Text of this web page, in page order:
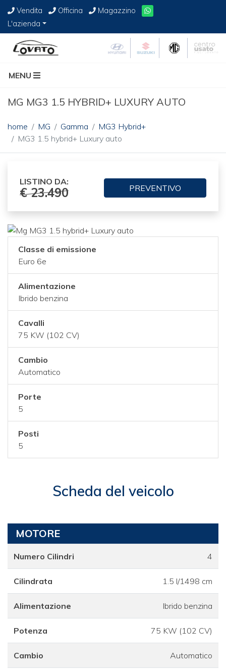
Vendita Officina
Magazzino
L'azienda
MENU
MG MG3 1.5 HYBRID+ LUXURY AUTO
home MG Gamma
MG3 Hybrid+
MG3 1.5 hybrid+ Luxury auto
LISTINO DA:
€ 23.490 PREVENTIVO
Classe di emissione
Euro 6e
Alimentazione
Ibrido benzina
Cavalli
75 KW (102 CV)
Cambio
Automatico
Porte
5
Posti
5
Scheda del veicolo
MOTORE
Numero Cilindri 4
Cilindrata 1.5 l/1498 cm
Alimentazione Ibrido benzina
Potenza 75 KW (102 CV)
Cambio Automatico